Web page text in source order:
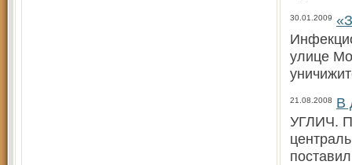
30.01.2009
улице
21.08.2008
В
УГЛИЧ.